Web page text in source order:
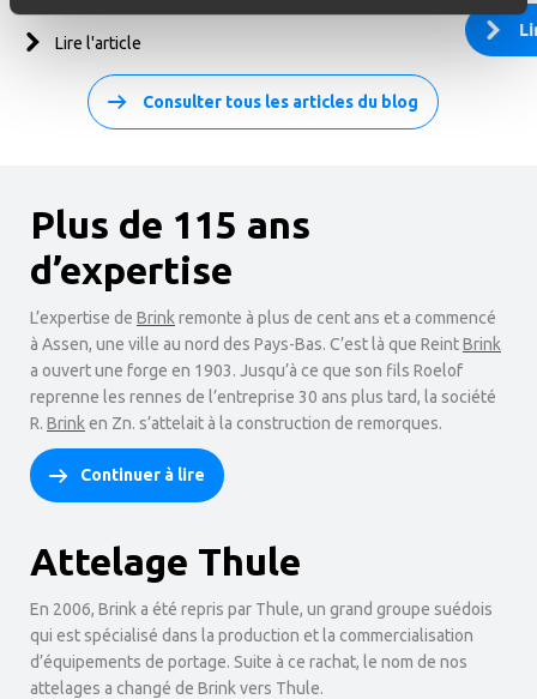
Lire l'article
Consulter tous les articles du blog
Plus de 115 ans
d’expertise
L’expertise de Brinkremonte à plus de cent ans et a commencé
à Assen, une ville au nord des Pays-Bas. C’est là que ReintBrink
a ouvert une forge en 1903. Jusqu’à ce que son fils Roelof
reprenne les rennes de l’entreprise 30 ans plus tard, la société
R. Brinken Zn. s’attelait à la construction de remorques.
Continuer à lire
Attelage Thule
En 2006, Brink a été repris par Thule, un grand groupe suédois
qui est spécialisé dans la production et la commercialisation
d’équipements de portage. Suite à ce rachat, le nom de nos
attelages a changé de Brink vers Thule.